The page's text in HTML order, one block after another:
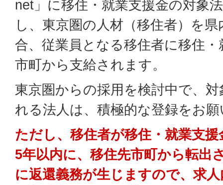
net」に移住・就業支援金の対象
し、東京圏の人材（移住者）を
合、従業員となる移住者に移住
市町から支給されます。
東京圏からの採用を検討中で、
れる法人は、積極的な登録をお
ただし、移住者が移住・就業支
5年以内に、移住先市町から転出
に返還義務が生じますので、求